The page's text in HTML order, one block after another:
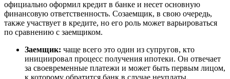
официально оформил кредит в банке и несет основную
финансовую ответственность. Созаемщик, в свою очередь,
также участвует в кредите, но его роль может варьироваться
по сравнению с заемщиком.
Заемщик: чаще всего это один из супругов, кто
инициировал процесс получения ипотеки. Он отвечает
за своевременные платежи и может быть первым лицом,
к которому обратится банк в случае неуплаты.